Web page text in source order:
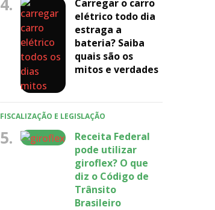
Carregar o carro
elétrico todo dia
estraga a
bateria? Saiba
quais são os
mitos e verdades
FISCALIZAÇÃO E LEGISLAÇÃO
5.
Receita Federal
pode utilizar
giroflex? O que
diz o Código de
Trânsito
Brasileiro